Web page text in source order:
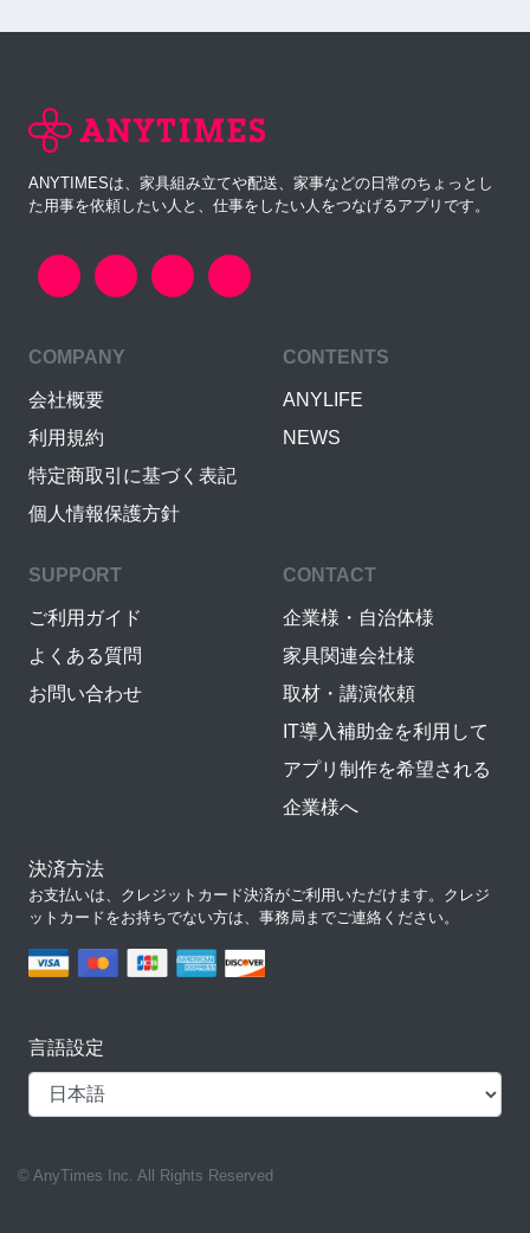
ANYTIMESは、家具組み立てや配送、家事などの日常のちょっとし
た用事を依頼したい人と、仕事をしたい人をつなげるアプリです。
COMPANY
会社概要
利用規約
特定商取引に基づく表記
個人情報保護方針
CONTENTS
ANYLIFE
NEWS
SUPPORT
ご利用ガイド
よくある質問
お問い合わせ
CONTACT
企業様・自治体様
家具関連会社様
取材・講演依頼
IT導入補助金を利用して
アプリ制作を希望される
企業様へ
決済方法
お支払いは、クレジットカード決済がご利用いただけます。クレジ
ットカードをお持ちでない方は、事務局までご連絡ください。
言語設定
© AnyTimes Inc. All Rights Reserved